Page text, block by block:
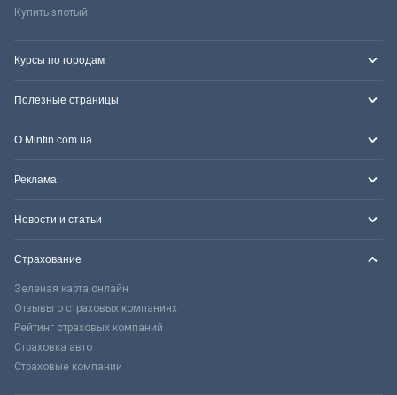
Купить злотый
Курсы по городам
Полезные страницы
О Minfin.com.ua
Реклама
Новости и статьи
Страхование
Зеленая карта онлайн
Отзывы о страховых компаниях
Рейтинг страховых компаний
Страховка авто
Страховые компании